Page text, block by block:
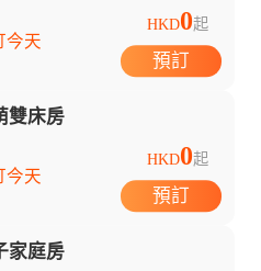
今天
HKD0起
預訂
雙床房
今天
HKD0起
預訂
家庭房